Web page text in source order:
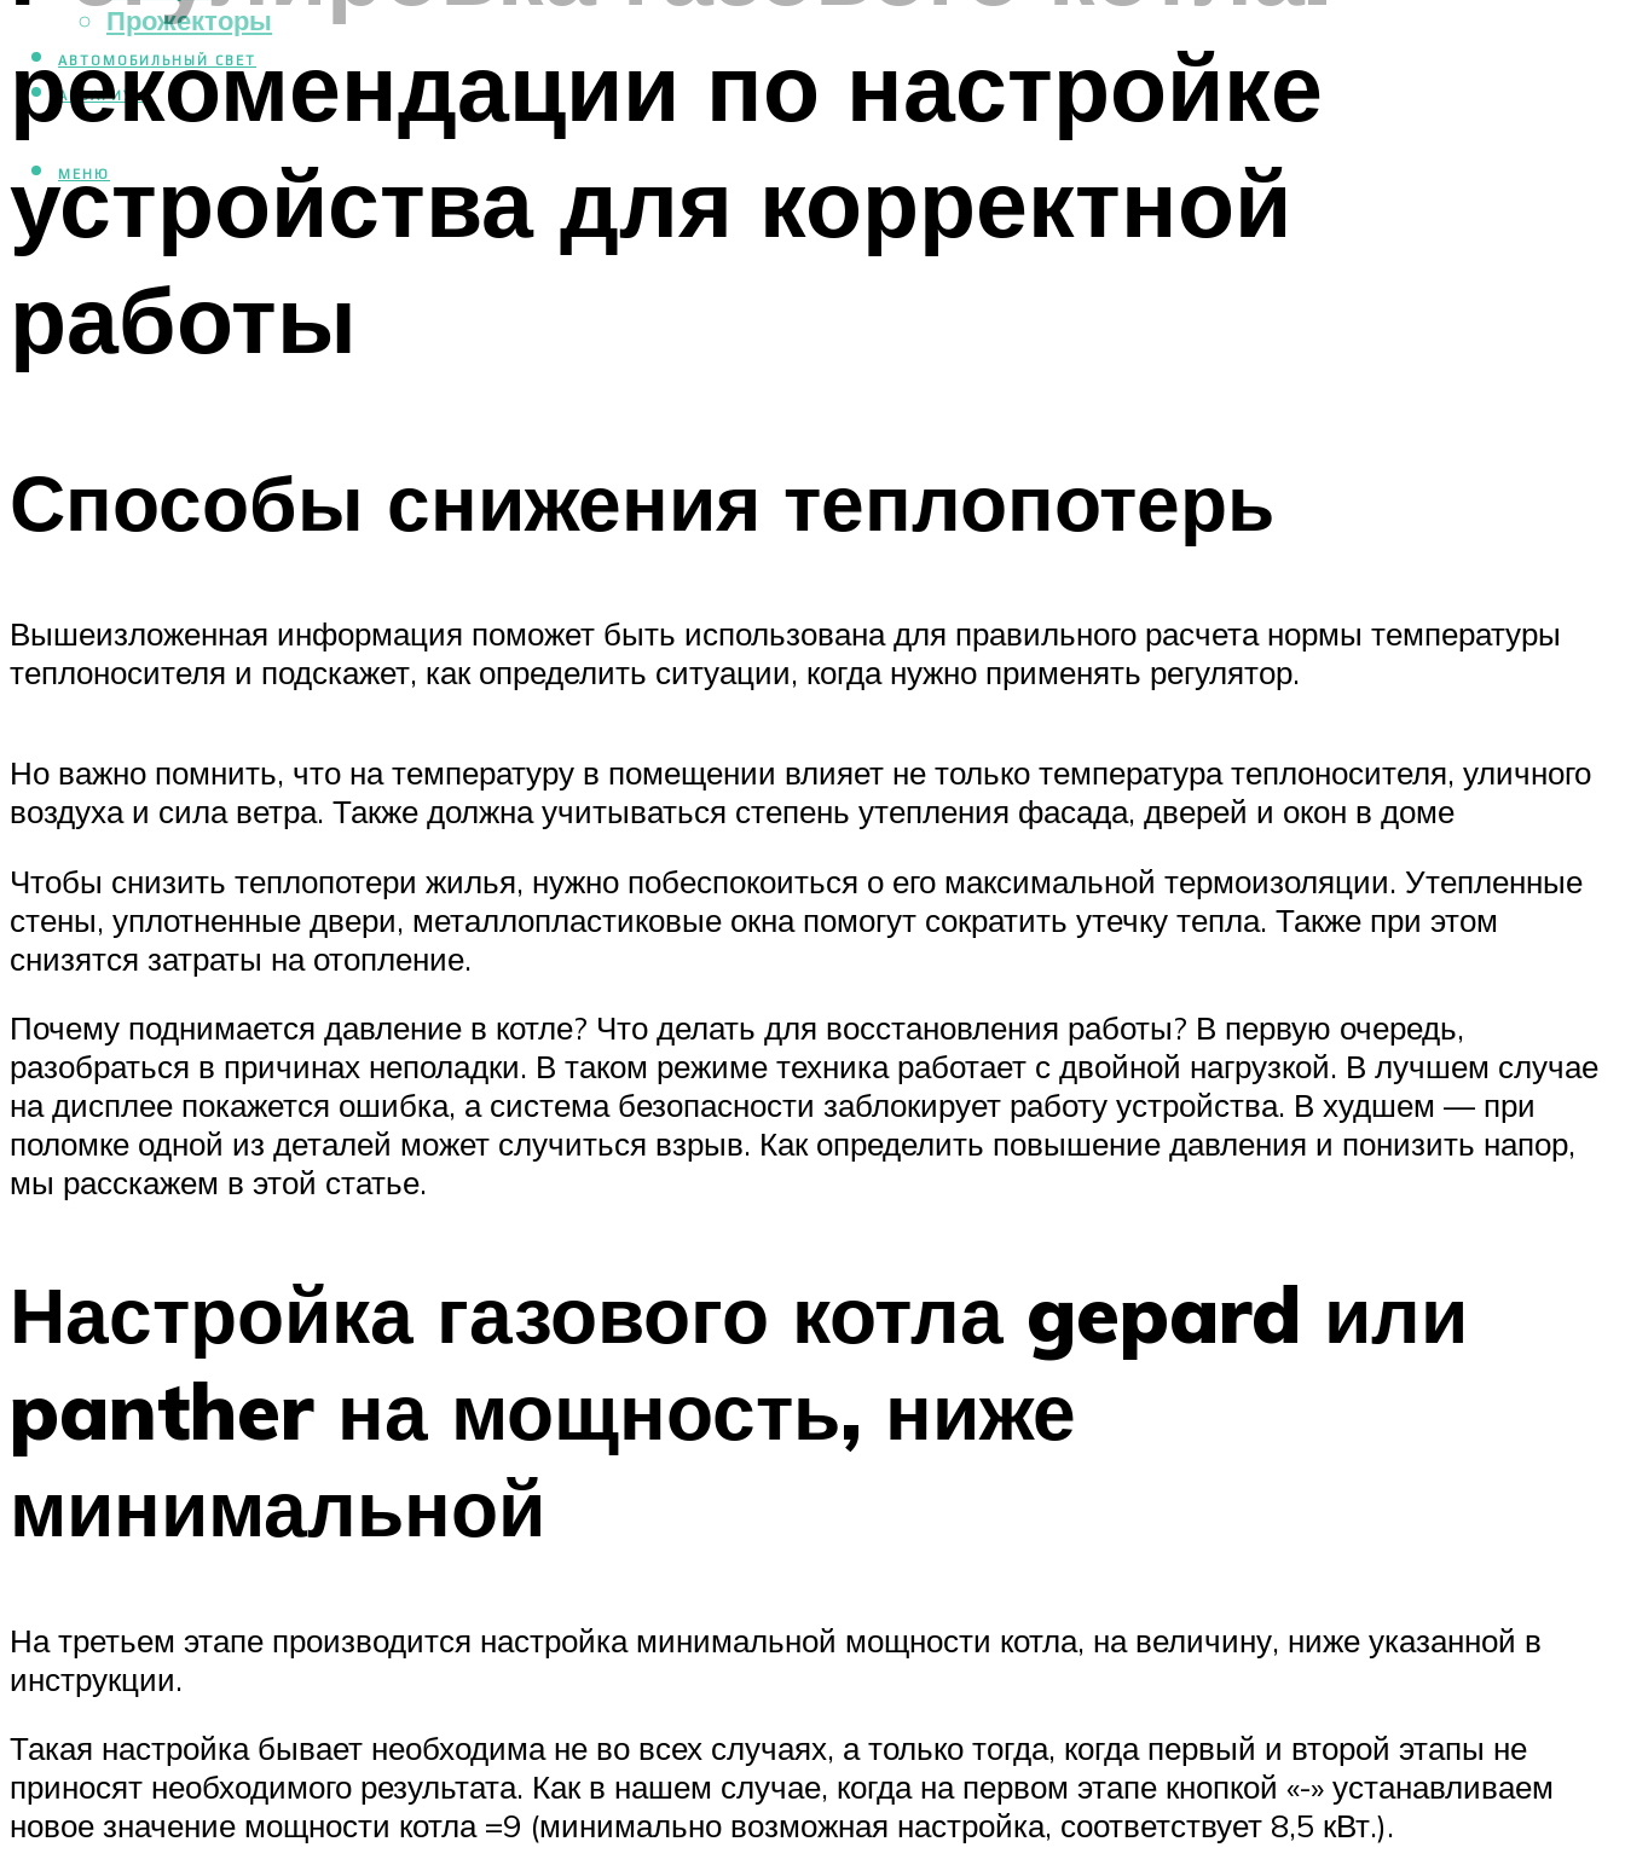
Прожекторы
АВТОМОБИЛЬНЫЙ СВЕТ
АКВАРИУМ
МЕНЮ
рекомендации по настройке
устройства для корректной
работы
Способы снижения теплопотерь
Вышеизложенная информация поможет быть использована для правильного расчета нормы температуры
теплоносителя и подскажет, как определить ситуации, когда нужно применять регулятор.
Но важно помнить, что на температуру в помещении влияет не только температура теплоносителя, уличного
воздуха и сила ветра. Также должна учитываться степень утепления фасада, дверей и окон в доме
Чтобы снизить теплопотери жилья, нужно побеспокоиться о его максимальной термоизоляции. Утепленные
стены, уплотненные двери, металлопластиковые окна помогут сократить утечку тепла. Также при этом
снизятся затраты на отопление.
Почему поднимается давление в котле? Что делать для восстановления работы? В первую очередь,
разобраться в причинах неполадки. В таком режиме техника работает с двойной нагрузкой. В лучшем случае
на дисплее покажется ошибка, а система безопасности заблокирует работу устройства. В худшем — при
поломке одной из деталей может случиться взрыв. Как определить повышение давления и понизить напор,
мы расскажем в этой статье.
Настройка газового котла gepard или
panther на мощность, ниже
минимальной
На третьем этапе производится настройка минимальной мощности котла, на величину, ниже указанной в
инструкции.
Такая настройка бывает необходима не во всех случаях, а только тогда, когда первый и второй этапы не
приносят необходимого результата. Как в нашем случае, когда на первом этапе кнопкой «-» устанавливаем
новое значение мощности котла =9 (минимально возможная настройка, соответствует 8,5 кВт.).